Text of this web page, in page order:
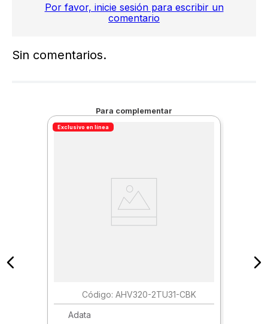
Por favor, inicie sesión para escribir un
comentario
Sin comentarios.
Para complementar
Exclusivo en línea
: AHV320-2TU31-CBK
Adata